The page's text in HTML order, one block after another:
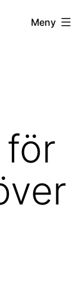
Meny